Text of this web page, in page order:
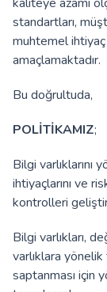
standartları,
muhtemel
amaçlamaktadır.
Bu doğrultuda,
POLİTİKAMIZ;
Bilgi varlıklarını
ihtiyaçlarını ve
kontrolleri
Bilgi varlıkları,
varlıklara yönelik
saptanması için